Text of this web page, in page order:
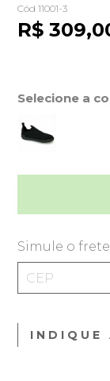
Cód 11001-3
R$
Selecione a
Simule o frete
INDIQUE